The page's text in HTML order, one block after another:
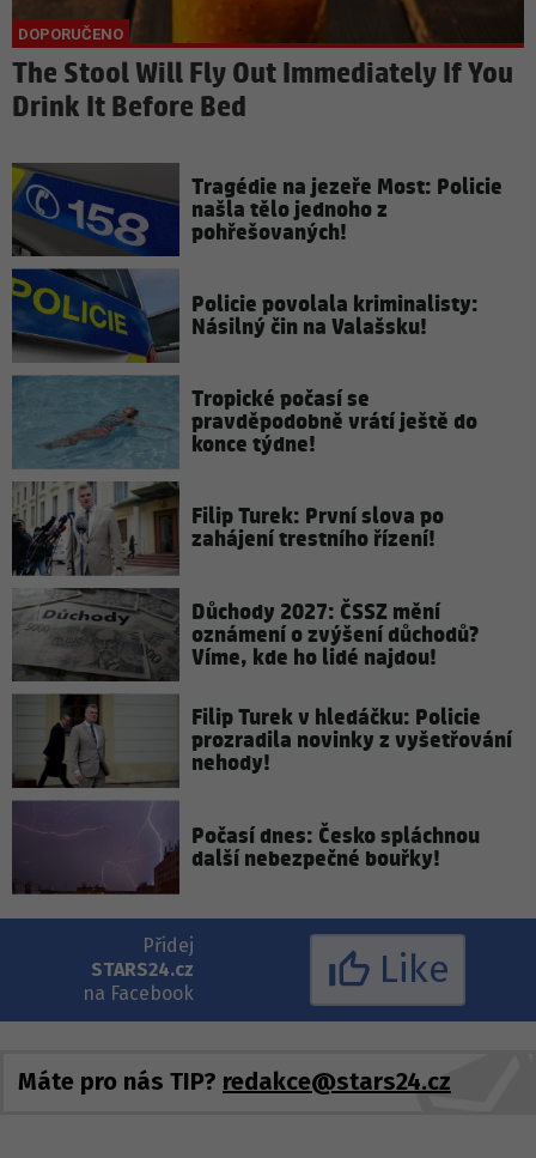
The Stool Will Fly Out Immediately If You
Drink It Before Bed
Tragédie na jezeře Most: Policie
našla tělo jednoho z
pohřešovaných!
Policie povolala kriminalisty:
Násilný čin na Valašsku!
Tropické počasí se
pravděpodobně vrátí ještě do
konce týdne!
Filip Turek: První slova po
zahájení trestního řízení!
Důchody 2027: ČSSZ mění
oznámení o zvýšení důchodů?
Víme, kde ho lidé najdou!
Filip Turek v hledáčku: Policie
prozradila novinky z vyšetřování
nehody!
Počasí dnes: Česko spláchnou
další nebezpečné bouřky!
Přidej
STARS24.cz
na Facebook
Like
Máte pro nás TIP? redakce@stars24.cz